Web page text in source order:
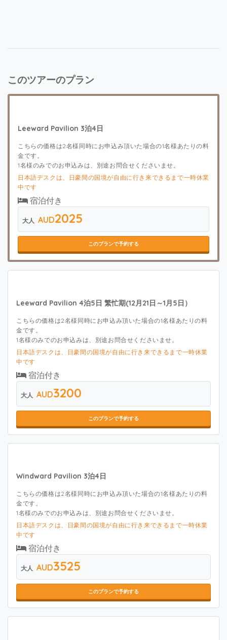
このツアーのプラン
Leeward Pavilion 3泊4日
こちらの価格は2名様同時にお申込み頂いた場合の1名様あたりの料
金です。
1名様のみでのお申込みは、別途お問合せくださいませ。
日本語デスクは、日豪間の国境が自由に行き来できるまで一時休業
中です
宿泊付き
大人 AUD2025
このプランで予約する
Leeward Pavilion 4泊5日 繁忙期(12月21日～1月5日）
こちらの価格は2名様同時にお申込み頂いた場合の1名様あたりの料
金です。
1名様のみでのお申込みは、別途お問合せくださいませ。
日本語デスクは、日豪間の国境が自由に行き来できるまで一時休業
中です
宿泊付き
大人 AUD3200
このプランで予約する
Windward Pavilion 3泊4日
こちらの価格は2名様同時にお申込み頂いた場合の1名様あたりの料
金です。
1名様のみでのお申込みは、別途お問合せくださいませ。
日本語デスクは、日豪間の国境が自由に行き来できるまで一時休業
中です
宿泊付き
大人 AUD3525
このプランで予約する